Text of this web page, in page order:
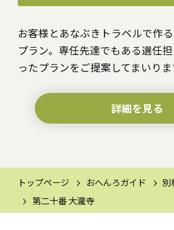
お客様とあなぶきトラベルで作
プラン。専任先達でもある選任
ったプランをご提案してまいりま
詳細を見る
トップページ おへんろガイド
別
第二十番 大瀧寺